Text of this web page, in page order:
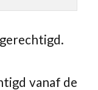
vanaf de